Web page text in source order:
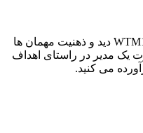
شما با انتخاب میز مدیریتی مدل WTM1004 دید و ذهنیت مهمان ها
یک مدیر در راستای اهداف
می کنید.